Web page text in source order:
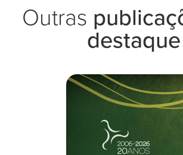
Outras
destaque